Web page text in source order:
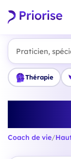
Praticien,
Thérapie
Coach de vie/